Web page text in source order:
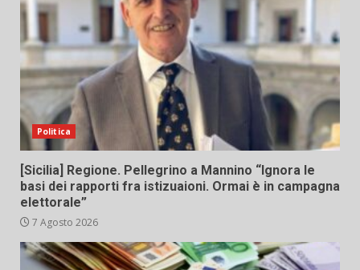
Politica
[Sicilia] Regione. Pellegrino a Mannino “Ignora le
basi dei rapporti fra istizuaioni. Ormai è in campagna
elettorale”
7 Agosto 2026